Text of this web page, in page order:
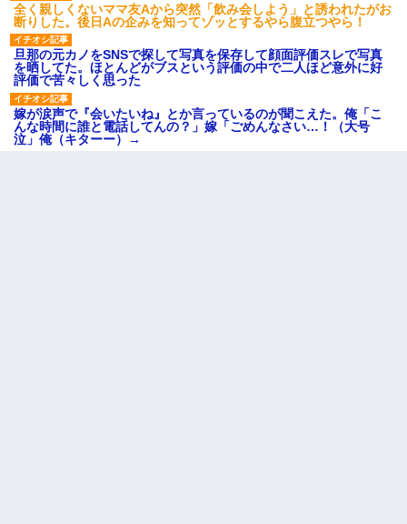
全く親しくないママ友Aから突然「飲み会しよう」と誘われたがお
断りした。後日Aの企みを知ってゾッとするやら腹立つやら！
旦那の元カノをSNSで探して写真を保存して顔面評価スレで写真
を晒してた。ほとんどがブスという評価の中で二人ほど意外に好
評価で苦々しく思った
嫁が涙声で『会いたいね』とか言っているのが聞こえた。俺「こ
んな時間に誰と電話してんの？」嫁「ごめんなさい…！（大号
泣」俺（キターー）→